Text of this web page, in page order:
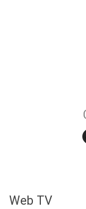
Web TV